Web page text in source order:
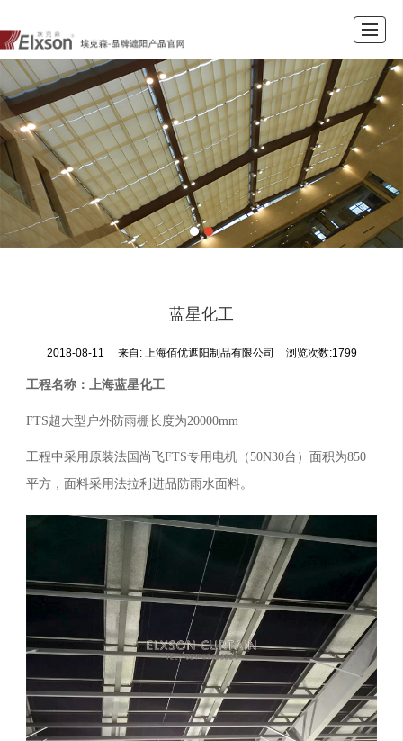
首页 公司介绍新闻资讯产品展示工程案例 留言反馈联系我们 LBS
蓝星化工
2018-08-11 来自: 上海佰优遮阳制品有限公司 浏览次数:1799
工程名称：上海蓝星化工
FTS超大型户外防雨棚长度为20000mm
工程中采用原装法国尚飞FTS专用电机（50N30台）面积为850
平方，面料采用法拉利进品防雨水面料。